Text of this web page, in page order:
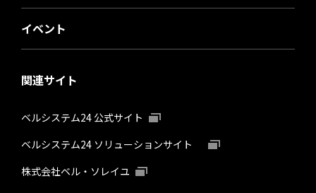
イベント
関連サイト
ベルシステム24 公式サイト
ベルシステム24 ソリューションサイト
株式会社ベル・ソレイユ